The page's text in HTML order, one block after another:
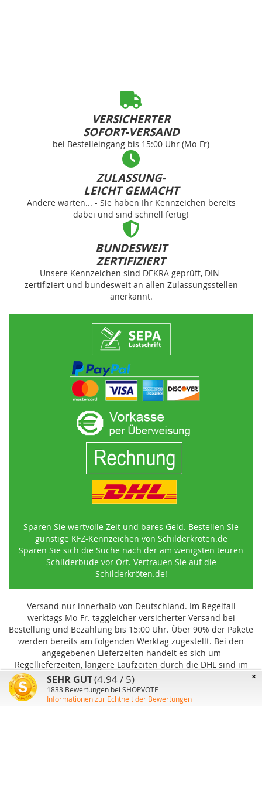
VERSICHERTER
SOFORT-VERSAND
bei Bestelleingang bis 15:00 Uhr (Mo-Fr)
ZULASSUNG-
LEICHT GEMACHT
Andere warten... - Sie haben Ihr Kennzeichen bereits
dabei und sind schnell fertig!
BUNDESWEIT
ZERTIFIZIERT
Unsere Kennzeichen sind DEKRA geprüft, DIN-
zertifiziert und bundesweit an allen Zulassungsstellen
anerkannt.
Sparen Sie wertvolle Zeit und bares Geld. Bestellen Sie
günstige KFZ-Kennzeichen von Schilderkröten.de
Sparen Sie sich die Suche nach der am wenigsten teuren
Schilderbude vor Ort. Vertrauen Sie auf die
Schilderkröten.de!
Versand nur innerhalb von Deutschland. Im Regelfall
werktags Mo-Fr. taggleicher versicherter Versand bei
Bestellung und Bezahlung bis 15:00 Uhr. Über 90% der Pakete
werden bereits am folgenden Werktag zugestellt. Bei den
angegebenen Lieferzeiten handelt es sich um
Regellieferzeiten, längere Laufzeiten durch die DHL sind im
Einzelfall möglich und können von uns nicht beeinflusst
werden.
×
SEHR GUT(4.94 / 5)
1833 Bewertungen bei SHOPVOTE
Informationen zur Echtheit der Bewertungen